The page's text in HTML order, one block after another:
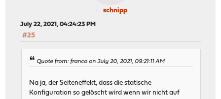
schnipp
July 22, 2021, 04:24:23 PM
#25
Quote from: franco on July 20, 2021, 09:21:11 AM
Na ja, der Seiteneffekt, dass die statische
Konfiguration so gelöscht wird wenn wir nicht auf